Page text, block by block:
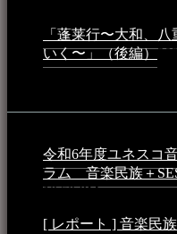
「蓬莱行〜大和、
いく〜」（後編）
令和6年度ユネスコ
ラム 音楽民族＋
10:50 PM
[ レポート ] 音楽民族